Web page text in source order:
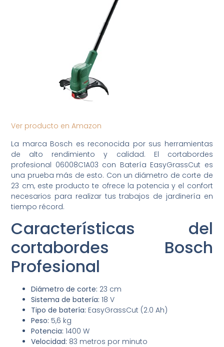
Ver producto en Amazon
La marca Bosch es reconocida por sus herramientas
de alto rendimiento y calidad. El cortabordes
profesional 06008C1A03 con Batería EasyGrassCut es
una prueba más de esto. Con un diámetro de corte de
23 cm, este producto te ofrece la potencia y el confort
necesarios para realizar tus trabajos de jardinería en
tiempo récord.
Características del
cortabordes Bosch
Profesional
Diámetro de corte: 23 cm
Sistema de batería: 18 V
Tipo de batería: EasyGrassCut (2.0 Ah)
Peso: 5,6 kg
Potencia: 1400 W
Velocidad: 83 metros por minuto